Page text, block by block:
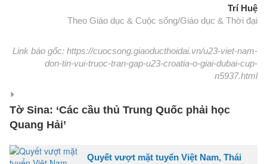
Trí Huệ
Theo Giáo dục & Cuộc sống/Giáo dục & Thời đại
Link báo gốc: https://cuocsong.giaoducthoidai.vn/u23-viet-nam-
don-tin-vui-truoc-tran-gap-u23-croatia-o-giai-dubai-cup-
n5937.html
Tờ Sina: ‘Các cầu thủ Trung Quốc phải học
Quang Hải’
Quyết vượt mặt tuyển Việt Nam, Thái